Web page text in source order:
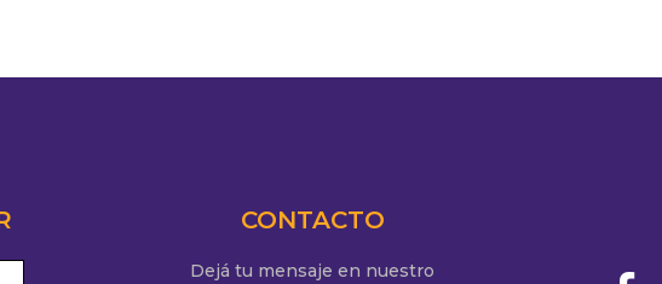
CONTACTO
Dejá tu mensaje en nuestro